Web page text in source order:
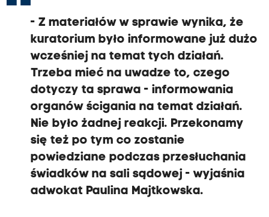
- Z materiałów w sprawie wynika, że
kuratorium było informowane już dużo
wcześniej na temat tych działań.
Trzeba mieć na uwadze to, czego
dotyczy ta sprawa - informowania
organów ścigania na temat działań.
Nie było żadnej reakcji. Przekonamy
się też po tym co zostanie
powiedziane podczas przesłuchania
świadków na sali sądowej - wyjaśnia
adwokat Paulina Majtkowska.